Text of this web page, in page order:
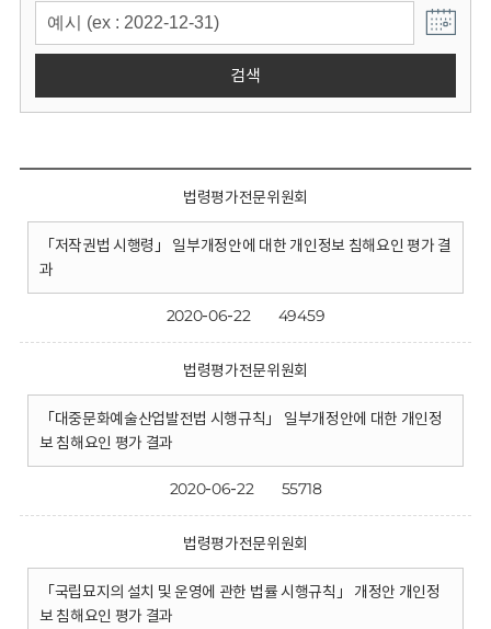
검색
법령평가전문위원회
「저작권법 시행령」 일부개정안에 대한 개인정보 침해요인 평가 결
과
2020-06-22 49459
법령평가전문위원회
「대중문화예술산업발전법 시행규칙」 일부개정안에 대한 개인정
보 침해요인 평가 결과
2020-06-22 55718
법령평가전문위원회
「국립묘지의 설치 및 운영에 관한 법률 시행규칙」 개정안 개인정
보 침해요인 평가 결과